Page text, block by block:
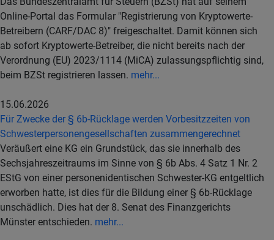
Online-Portal das Formular "Registrierung von Kryptowerte-
Betreibern (CARF/DAC 8)" freigeschaltet. Damit können sich
ab sofort Kryptowerte-Betreiber, die nicht bereits nach der
Verordnung (EU) 2023/1114 (MiCA) zulassungspflichtig sind,
beim BZSt registrieren lassen. mehr...
15.06.2026
Für Zwecke der § 6b-Rücklage werden Vorbesitzzeiten von
Schwesterpersonengesellschaften zusammengerechnet
Veräußert eine KG ein Grundstück, das sie innerhalb des
Sechsjahreszeitraums im Sinne von § 6b Abs. 4 Satz 1 Nr. 2
EStG von einer personenidentischen Schwester-KG entgeltlich
erworben hatte, ist dies für die Bildung einer § 6b-Rücklage
unschädlich. Dies hat der 8. Senat des Finanzgerichts
Münster entschieden. mehr...